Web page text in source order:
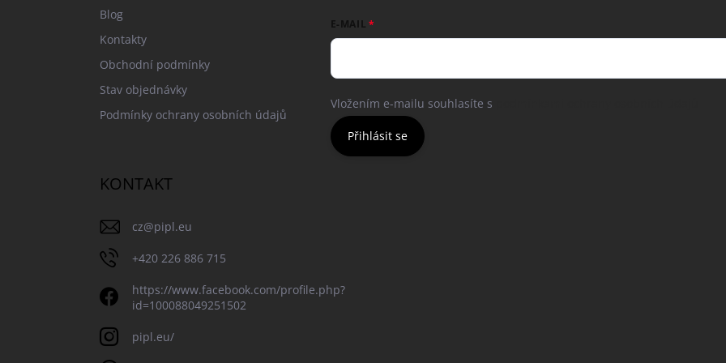
Blog
Kontakty
Obchodní podmínky
Stav objednávky
Podmínky ochrany osobních údajů
E-MAIL
Vložením e-mailu souhlasíte s
Přihlásit se
KONTAKT
cz@pipl.eu
+420 226 886 715
https://www.facebook.com/profile.php?
id=100088049251502
pipl.eu/